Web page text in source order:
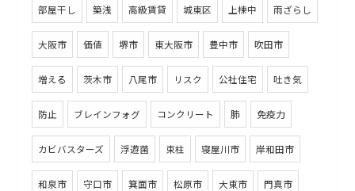
部屋干し 築浅 高級賃貸 城東区 上棟中 雨ざらし
大阪市 価値 堺市 東大阪市 豊中市 吹田市
増える 茨木市 八尾市 リスク 公社住宅 吐き気
防止 ブレインフォグ コンクリート 肺 免疫力
カビバスターズ 浮遊菌 束柱 寝屋川市 岸和田市
和泉市 守口市 箕面市 松原市 大東市 門真市